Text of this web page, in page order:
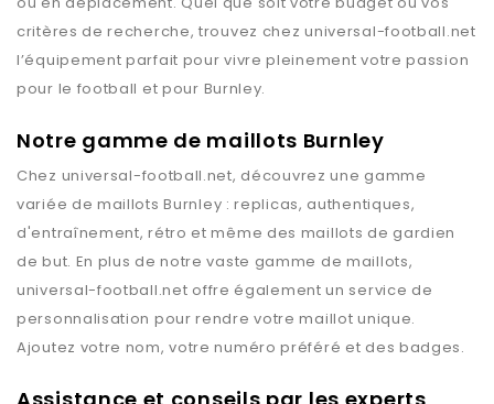
critères de recherche, trouvez chezuniversal-football.net
l’équipement parfait pour vivre pleinement votre passion
pour le football et pour Burnley.
Notre gamme de maillots Burnley
Chez universal-football.net, découvrez une gamme
variée de maillotsBurnley : replicas, authentiques,
d'entraînement, rétro et même des maillots de gardien
de but. En plus de notre vaste gamme de maillots,
universal-football.net offre également un service de
personnalisation pour rendre votre maillot unique.
Ajoutez votre nom, votre numéro préféré et des badges.